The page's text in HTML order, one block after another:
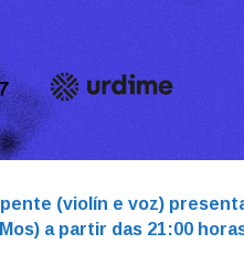
(violín e voz)
a partir das 21:00